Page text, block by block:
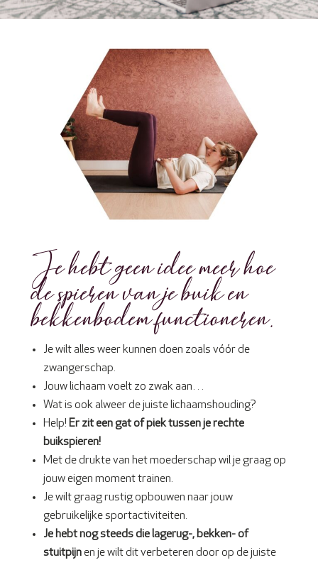
Je hebt geen idee meer hoe
de spieren van je buik en
bekkenbodem functioneren.
Je wilt alles weer kunnen doen zoals vóór de
zwangerschap.
Jouw lichaam voelt zo zwak aan…
Wat is ook alweer de juiste lichaamshouding?
Help! Er zit een gat of piek tussen je rechte
buikspieren!
Met de drukte van het moederschap wil je graag op
jouw eigen moment trainen.
Je wilt graag rustig opbouwen naar jouw
gebruikelijke sportactiviteiten.
Je hebt nog steeds die lagerug-, bekken- of
stuitpijnen je wilt dit verbeteren door op de juiste